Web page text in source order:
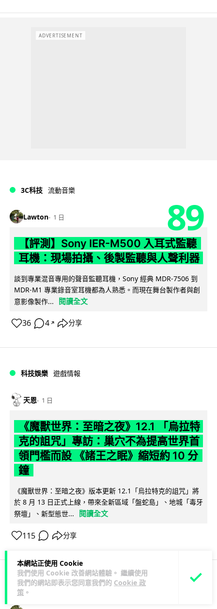
本網站正使用 Cookie
我們使用 Cookie 改善網站體驗。 繼續使用
我們的網站即表示您同意我們的 Cookie 政
策 。
ADVERTISEMENT
3C科技 流動音樂
Lawton 1 日 89
【評測】Sony IER-M500 入耳式監聽
耳機：現場拍攝、後製監聽與人聲利器
談到專業混音專用的聲音監聽耳機，Sony 經典 MDR-7506 到
MDR-M1 專業錄音室耳機都為人熟悉。而現在舞台製作者與創
意影像製作...
閱讀全文
36 4 ↗ 分享
科技娛樂 遊戲情報
天恩 1 日
《魔獸世界：至暗之夜》12.1 「烏拉特
克的詛咒」專訪：巢穴不為提高世界首
領門檻而設 《諸王之眠》縮短約 10 分
鐘
《魔獸世界：至暗之夜》版本更新 12.1「烏拉特克的詛咒」將
於 8 月 13 日正式上線，帶來全新區域「盤蛇島」、地城「毒牙
祭壇」、新型態世...
閱讀全文
115 分享
科技娛樂 遊戲情報